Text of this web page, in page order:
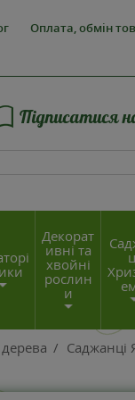
Оплата, обмін
Підписатися
Декорат
ивні та
хвойні
рослин
и
/ Саджанці